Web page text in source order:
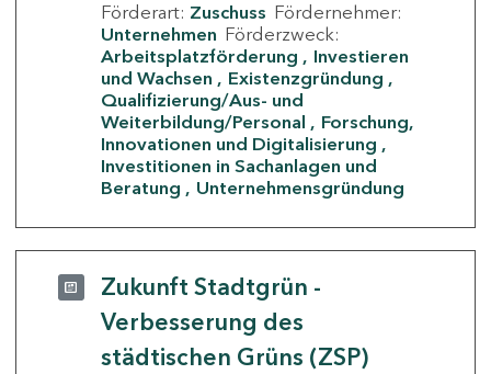
Förderart: Zuschuss Fördernehmer:
Unternehmen Förderzweck:
Arbeitsplatzförderung
Investieren
und Wachsen
Existenzgründung
Qualifizierung/Aus- und
Weiterbildung/Personal
Forschung,
Innovationen und Digitalisierung
Investitionen in Sachanlagen und
Beratung
Unternehmensgründung
Zukunft Stadtgrün -
Verbesserung des
städtischen Grüns (ZSP)